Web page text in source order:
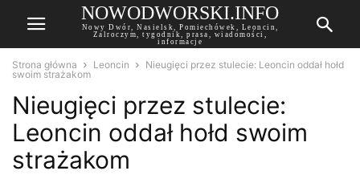
NOWODWORSKI.INFO
Nowy Dwór, Nasielsk, Pomiechówek, Leoncin,
Zalroczym, tygodnik, prasa, wiadomości,
informacje
Strona główna Leoncin
Nieugięci przez stulecie: Leoncin oddał hołd
swoim strażakom
Nieugięci przez stulecie:
Leoncin oddał hołd swoim
strażakom